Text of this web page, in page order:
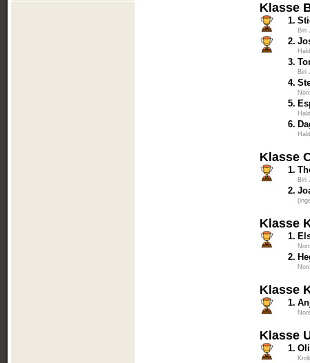
Klasse
1.
Biri
2.
3.
Biri
4.
5.
6.
Klasse
1.
Biri
2.
Klasse
1.
2.
Klasse
1.
Klasse
1.